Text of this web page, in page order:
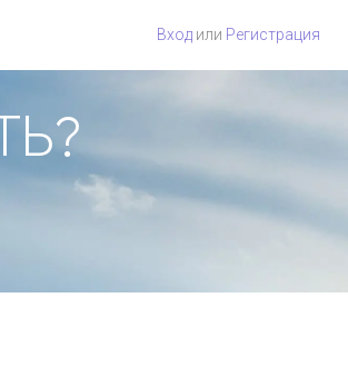
Вход или Регистрация